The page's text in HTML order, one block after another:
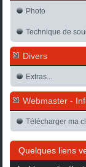
Photo
Technique de
Divers
Extras...
Webmaster -
Télécharger ma
Quelques liens